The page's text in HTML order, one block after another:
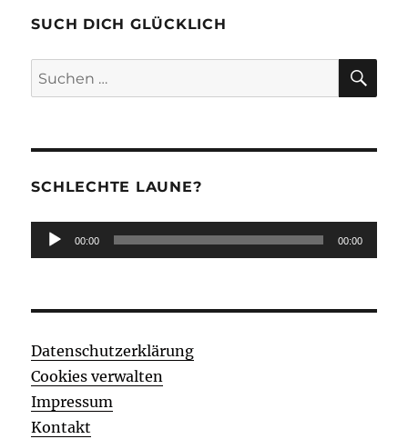
SUCH DICH GLÜCKLICH
Suchen
nach:
SCHLECHTE LAUNE?
Audio-
Player
00:00 00:00
Datenschutzerklärung
Cookies verwalten
Impressum
Kontakt